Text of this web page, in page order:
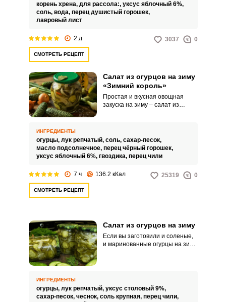
корень хрена, для рассола:, уксус яблочный 6%,
соль, вода, перец душистый горошек,
лавровый лист
2 д 3037 0
СМОТРЕТЬ РЕЦЕПТ
Салат из огурцов на зиму
«Зимний король»
Простая и вкусная овощная
закуска на зиму – салат из
ароматным подсолнечным
маслом идеально дополнят
любое блюдо.
ИНГРЕДИЕНТЫ
огурцы, лук репчатый, соль, сахар-песок,
масло подсолнечное, перец чёрный горошек,
уксус яблочный 6%, гвоздика, перец чили
7 ч 136.2 кКал 25319 0
СМОТРЕТЬ РЕЦЕПТ
Салат из огурцов на зиму
Если вы заготовили и соленые,
и маринованные огурцы на зиму,
ароматной и пряной за счет
используемых специй и
приправ.
ИНГРЕДИЕНТЫ
огурцы, лук репчатый, уксус столовый 9%,
сахар-песок, чеснок, соль крупная, перец чили,